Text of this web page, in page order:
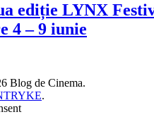
ediție LYNX
4 – 9 iunie
Blog de Cinema.
.